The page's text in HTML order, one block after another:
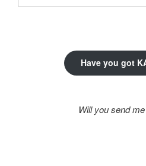
Have you got
Will you send